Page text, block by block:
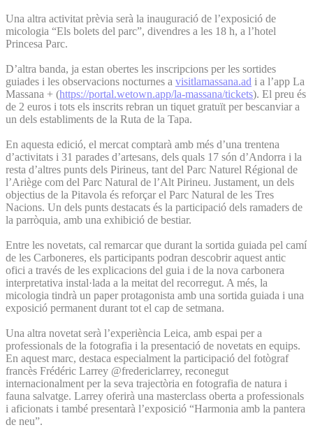
Una altra activitat prèvia serà la inauguració de l’exposició de
micologia “Els bolets del parc”, divendres a les 18 h, a l’hotel
Princesa Parc.
D’altra banda, ja estan obertes les inscripcions per les sortides
guiades i les observacions nocturnes a visitlamassana.ad i a l’app La
Massana + (https://portal.wetown.app/la-massana/tickets). El preu és
de 2 euros i tots els inscrits rebran un tiquet gratuït per bescanviar a
un dels establiments de la Ruta de la Tapa.
En aquesta edició, el mercat comptarà amb més d’una trentena
d’activitats i 31 parades d’artesans, dels quals 17 són d’Andorra i la
resta d’altres punts dels Pirineus, tant del Parc Naturel Régional de
l’Ariège com del Parc Natural de l’Alt Pirineu. Justament, un dels
objectius de la Pitavola és reforçar el Parc Natural de les Tres
Nacions. Un dels punts destacats és la participació dels ramaders de
la parròquia, amb una exhibició de bestiar.
Entre les novetats, cal remarcar que durant la sortida guiada pel camí
de les Carboneres, els participants podran descobrir aquest antic
ofici a través de les explicacions del guia i de la nova carbonera
interpretativa instal·lada a la meitat del recorregut. A més, la
micologia tindrà un paper protagonista amb una sortida guiada i una
exposició permanent durant tot el cap de setmana.
Una altra novetat serà l’experiència Leica, amb espai per a
professionals de la fotografia i la presentació de novetats en equips.
En aquest marc, destaca especialment la participació del fotògraf
francès Frédéric Larrey @fredericlarrey, reconegut
internacionalment per la seva trajectòria en fotografia de natura i
fauna salvatge. Larrey oferirà una masterclass oberta a professionals
i aficionats i també presentarà l’exposició “Harmonia amb la pantera
de neu”.